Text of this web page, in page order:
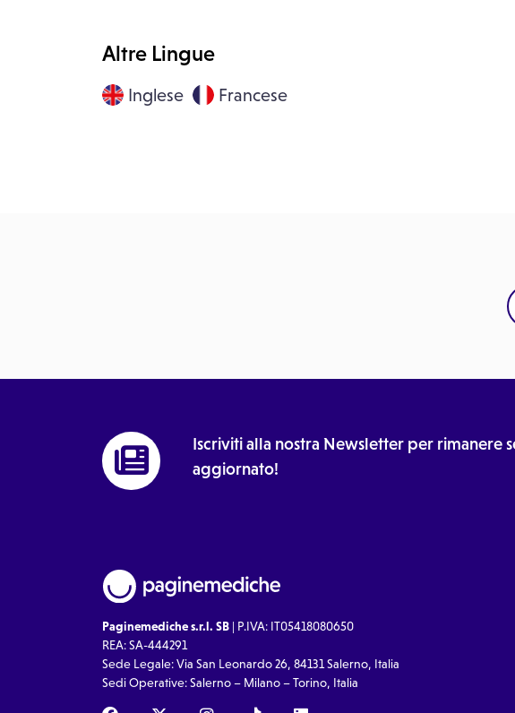
Altre Lingue
Inglese Francese
Iscriviti alla nostra Newsletter per rimanere
aggiornato!
Paginemediche s.r.l. SB | P.IVA: IT05418080650
REA: SA-444291
Sede Legale: Via San Leonardo 26, 84131 Salerno, Italia
Sedi Operative: Salerno – Milano – Torino, Italia